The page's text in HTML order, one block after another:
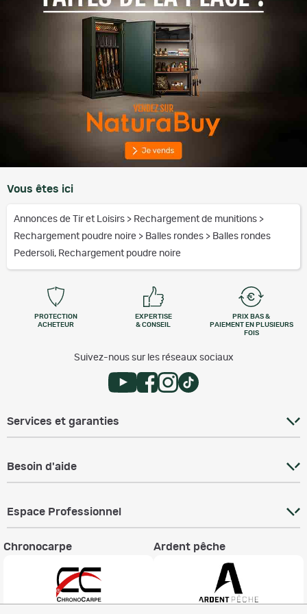
Vous êtes ici
Annonces de Tir et Loisirs > Rechargement de munitions >
Rechargement poudre noire > Balles rondes > Balles rondes
Pedersoli, Rechargement poudre noire
PROTECTION
ACHETEUR
EXPERTISE
& CONSEIL
PRIX BAS &
PAIEMENT EN PLUSIEURS
FOIS
Suivez-nous sur les réseaux sociaux
Services et garanties
Besoin d'aide
Espace Professionnel
Chronocarpe Ardent pêche